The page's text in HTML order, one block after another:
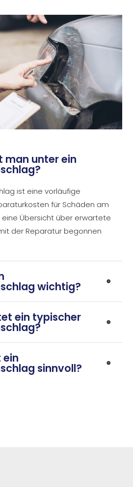
man unter ein
ist eine vorläufige
für Schäden am
eine Übersicht über erwartete
der Reparatur begonnen
wichtig?
ein typischer
sinnvoll?